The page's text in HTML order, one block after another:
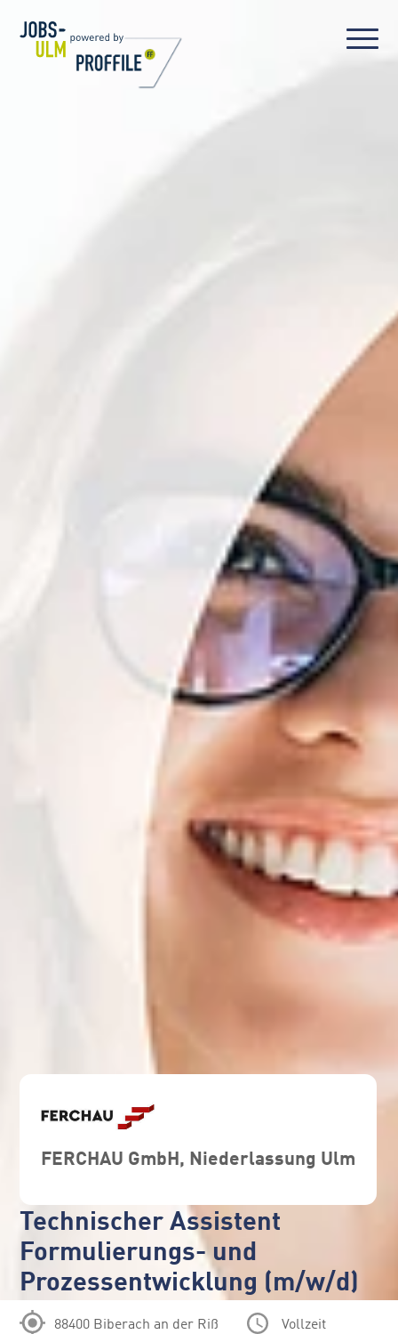
FERCHAU GmbH, Niederlassung Ulm
Technischer Assistent
Formulierungs- und
Prozessentwicklung (m/w/d)
88400 Biberach an der Riß
Vollzeit